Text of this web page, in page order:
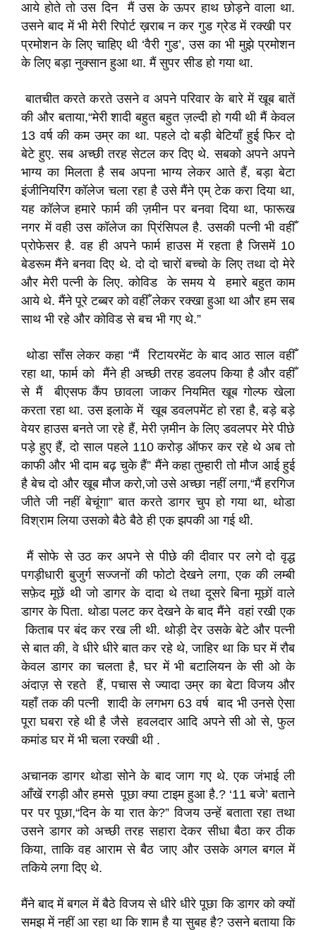
आये होते तो उस दिन मैं उस के ऊपर हाथ छोड़ने वाला था.
उसने बाद में भी मेरी रिपोर्ट ख़राब न कर गुड ग्रेड में रक्खी पर
प्रमोशन के लिए चाहिए थी ‘वैरी गुड’, उस का भी मुझे प्रमोशन
के लिए बड़ा नुक्सान हुआ था. मैं सुपर सीड हो गया था.
बातचीत करते करते उसने व अपने परिवार के बारे में खूब बातें
की और बताया,“मेरी शादी बहुत बहुत ज़ल्दी हो गयी थी मैं केवल
13 वर्ष की कम उम्र का था. पहले दो बड़ी बेटियाँ हुई फिर दो
बेटे हुए. सब अच्छी तरह सेटल कर दिए थे. सबको अपने अपने
भाग्य का मिलता है सब अपना भाग्य लेकर आते हैं, बड़ा बेटा
इंजीनियरिंग कॉलेज चला रहा है उसे मैंने एम् टेक करा दिया था,
यह कॉलेज हमारे फार्म की ज़मीन पर बनवा दिया था, फारूख
नगर में वही उस कॉलेज का प्रिंसिपल है. उसकी पत्नी भी वहीँ
प्रोफेसर है. वह ही अपने फार्म हाउस में रहता है जिसमें 10
बेडरूम मैंने बनवा दिए थे. दो दो चारों बच्चो के लिए तथा दो मेरे
और मेरी पत्नी के लिए. कोविड के समय ये हमारे बहुत काम
आये थे. मैंने पूरे टब्बर को वहीँ लेकर रक्खा हुआ था और हम सब
साथ भी रहे और कोविड से बच भी गए थे.”
थोडा साँस लेकर कहा “मैं रिटायरमेंट के बाद आठ साल वहीँ
रहा था, फार्म को मैंने ही अच्छी तरह डवलप किया है और वहीँ
से मैं बीएसफ कैंप छावला जाकर नियमित खूब गोल्फ खेला
करता रहा था. उस इलाके में खूब डवलपमेंट हो रहा है, बड़े बड़े
वेयर हाउस बनते जा रहे हैं, मेरी ज़मीन के लिए डवलपर मेरे पीछे
पड़े हुए हैं, दो साल पहले 110 करोड़ ऑफर कर रहे थे अब तो
काफी और भी दाम बढ़ चुके हैं” मैंने कहा तुम्हारी तो मौज आई हुई
है बेच दो और खूब मौज करो,जो उसे अच्छा नहीं लगा,“मैं हरगिज
जीते जी नहीं बेचूंगा” बात करते डागर चुप हो गया था, थोडा
विश्राम लिया उसको बैठे बैठे ही एक झपकी आ गई थी.
मैं सोफे से उठ कर अपने से पीछे की दीवार पर लगे दो वृद्ध
पगड़ीधारी बुजुर्ग सज्जनों की फोटो देखने लगा, एक की लम्बी
सफ़ेद मूछें थी जो डागर के दादा थे तथा दूसरे बिना मूछों वाले
डागर के पिता. थोडा पलट कर देखने के बाद मैंने वहां रखी एक
किताब पर बंद कर रख ली थी. थोड़ी देर उसके बेटे और पत्नी
से बात की, वे धीरे धीरे बात कर रहे थे, जाहिर था कि घर में रौब
केवल डागर का चलता है, घर में भी बटालियन के सी ओ के
अंदाज़ से रहते हैं, पचास से ज्यादा उम्र का बेटा विजय और
यहाँ तक की पत्नी शादी के लगभग 63 वर्ष बाद भी उनसे ऐसा
पूरा घबरा रहे थी है जैसे हवलदार आदि अपने सी ओ से, फुल
कमांड घर में भी चला रक्खी थी .
अचानक डागर थोडा सोने के बाद जाग गए थे. एक जंभाई ली
आँखें रगड़ी और हमसे पूछा क्या टाइम हुआ है.? ‘11 बजे’ बताने
पर पर पूछा,“दिन के या रात के?” विजय उन्हें बताता रहा तथा
उसने डागर को अच्छी तरह सहारा देकर सीधा बैठा कर ठीक
किया, ताकि वह आराम से बैठ जाए और उसके अगल बगल में
तकिये लगा दिए थे.
मैंने बाद में बगल में बैठे विजय से धीरे धीरे पूछा कि डागर को क्यों
समझ में नहीं आ रहा था कि शाम है या सुबह है? उसने बताया कि